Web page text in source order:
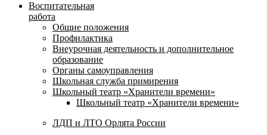
Воспитательная
работа
Общие положения
Профилактика
Внеурочная деятельность и дополнительное
образование
Органы самоуправления
Школьная служба примирения
Школьный театр «Хранители времени»
Школьный театр «Хранители времени»
ЛДП и ЛТО Орлята России